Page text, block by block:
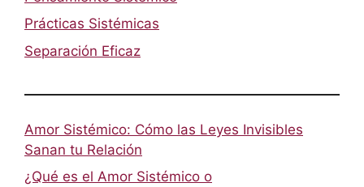
Prácticas Sistémicas
Separación Eficaz
Amor Sistémico: Cómo las Leyes Invisibles
Sanan tu Relación
¿Qué es el Amor Sistémico o